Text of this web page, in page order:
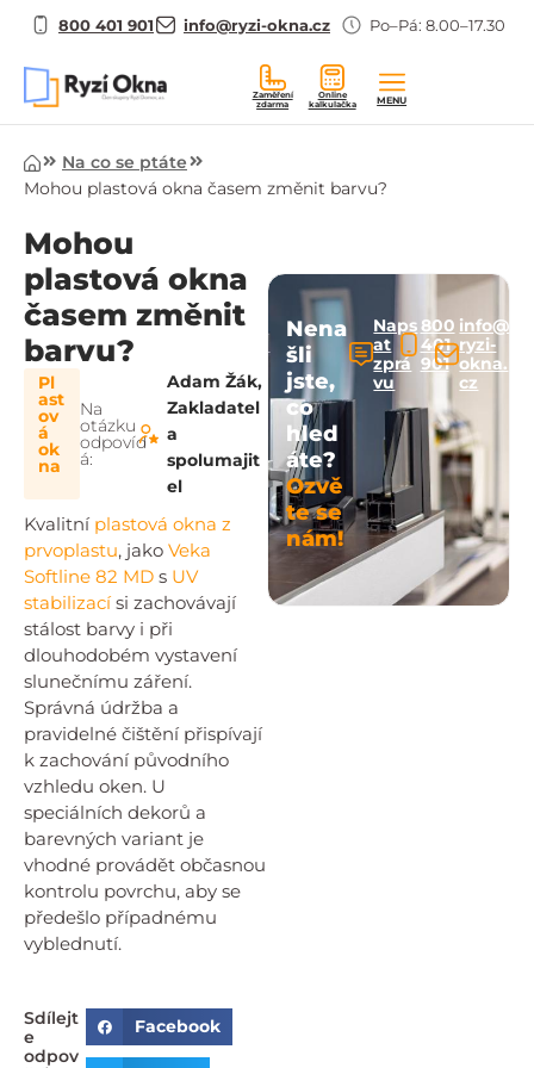
800 401 901 info@ryzi-okna.cz Po–Pá: 8.00–17.30
Zaměření
zdarma
Online
kalkulačka
MENU
ÚvodNa co se ptáte
Mohou plastová okna časem změnit barvu?
Mohou
plastová okna
časem změnit
barvu?
Pl
ast
ov
á
ok
na
Na
otázku
odpovíd
á:
Adam Žák,
Zakladatel
a
spolumajit
el
Kvalitní plastová okna z
prvoplastu, jako Veka
Softline 82 MD s UV
stabilizacísi zachovávají
stálost barvy i při
dlouhodobém vystavení
slunečnímu záření.
Správná údržba a
pravidelné čištění přispívají
k zachování původního
vzhledu oken. U
speciálních dekorů a
barevných variant je
vhodné provádět občasnou
kontrolu povrchu, aby se
předešlo případnému
vyblednutí.
Sdílejt
e
odpov
Facebook
Nena
šli
jste,
co
hled
áte?
Ozvě
te se
nám!
Naps
at
zprá
vu
800
401
901
info@
ryzi-
okna.
cz